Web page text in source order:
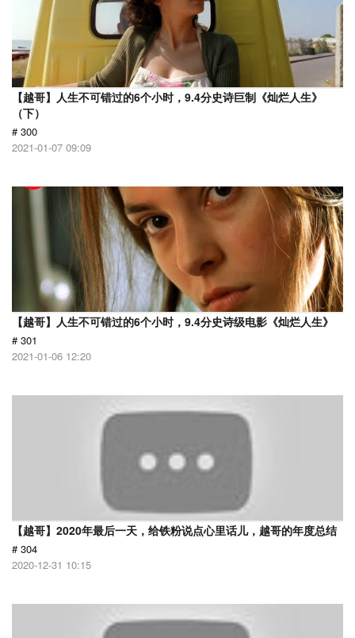
【越哥】人生不可错过的6个小时，9.4分史诗巨制《灿烂人生》
（下）
# 300
2021-01-07 09:09
【越哥】人生不可错过的6个小时，9.4分史诗级电影《灿烂人生》
# 301
2021-01-06 12:20
【越哥】2020年最后一天，给铁粉说点心里话儿，越哥的年度总结
# 304
2020-12-31 10:15